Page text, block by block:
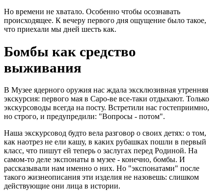
Но времени не хватало. Особенно чтобы осознавать
происходящее. К вечеру первого дня ощущение было такое,
что приехали мы дней шесть как.
Бомбы как средство
выживания
В Музее ядерного оружия нас ждала эксклюзивная утренняя
экскурсия: первого мая в Саро-ве все-таки отдыхают. Только
экскурсоводы всегда на посту. Встретили нас гостеприимно,
но строго, и предупредили: "Вопросы - потом".
Наша экскурсовод будто вела разговор о своих детях: о том,
как наотрез не ели кашу, в каких рубашках пошли в первый
класс, что пишут ей теперь о заслугах перед Родиной. На
самом-то деле экспонаты в музее - конечно, бомбы. И
рассказывали нам именно о них. Но "экспонатами" после
такого жизнеописания эти изделия не назовешь: слишком
действующие они лица в истории.